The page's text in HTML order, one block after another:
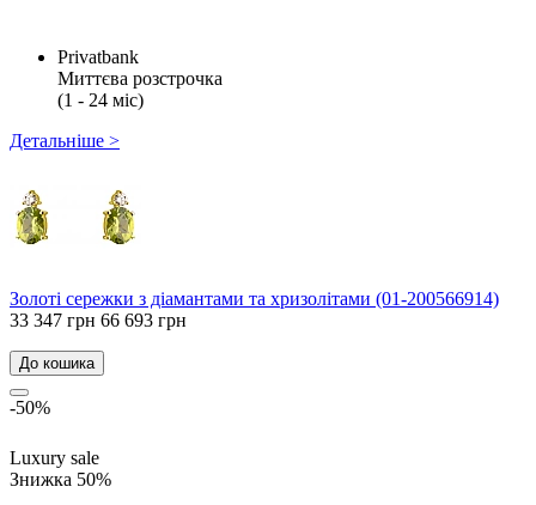
Privatbank
Миттєва розстрочка
(1 - 24 міс)
Детальніше >
Золоті сережки з діамантами та хризолітами (01-200566914)
33 347 грн 66 693 грн
До кошика
-50%
Luxury sale
Знижка 50%